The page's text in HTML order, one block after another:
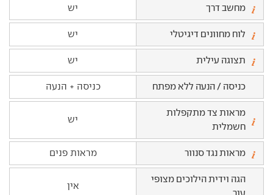
מחשב דרך יש
לוח מחוונים דיגיטלי יש
תצוגה עילית יש
כניסה / הנעה ללא מפתח כניסה + הנעה
מראות צד מתקפלות
חשמלית
יש
מראות נגד סנוור מראות פנים
הגה וידית הילוכים מצופי
אין